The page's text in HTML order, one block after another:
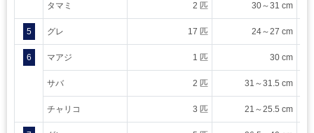
タマミ 2 匹 30～31 cm
5 グレ 17 匹 24～27 cm
6 マアジ 1 匹 30 cm
サバ 2 匹 31～31.5 cm
チャリコ 3 匹 21～25.5 cm